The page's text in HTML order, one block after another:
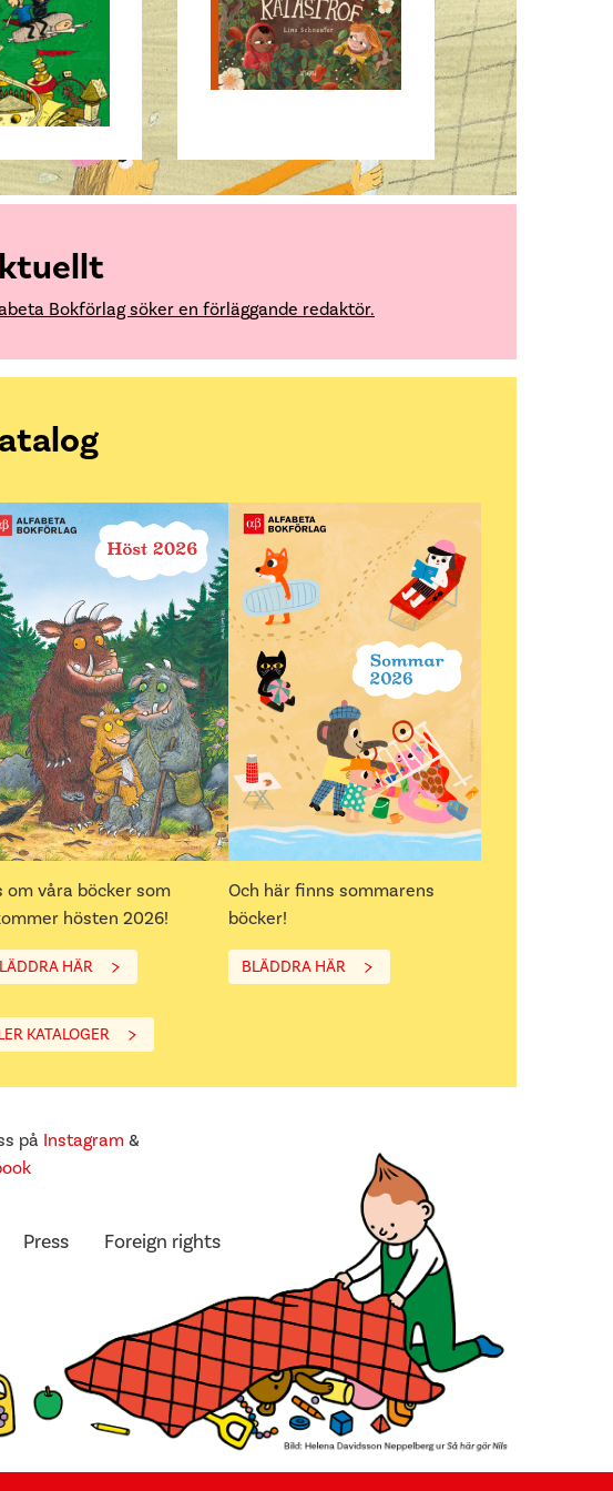
Bokförlag söker en förläggande redaktör.
om våra böcker som
hösten 2026!
HÄR
Och här finns sommarens
böcker!
BLÄDDRA HÄR
KATALOGER
på Instagram &
Press Foreign rights